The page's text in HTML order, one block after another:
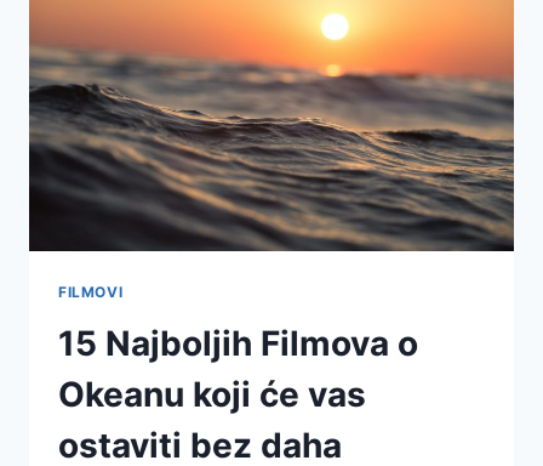
FILMOVI
15 Najboljih Filmova o
Okeanu koji će vas
ostaviti bez daha